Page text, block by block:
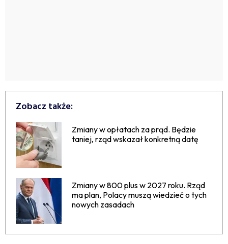
Zobacz także:
Zmiany w opłatach za prąd. Będzie
taniej, rząd wskazał konkretną datę
Zmiany w 800 plus w 2027 roku. Rząd
ma plan, Polacy muszą wiedzieć o tych
nowych zasadach